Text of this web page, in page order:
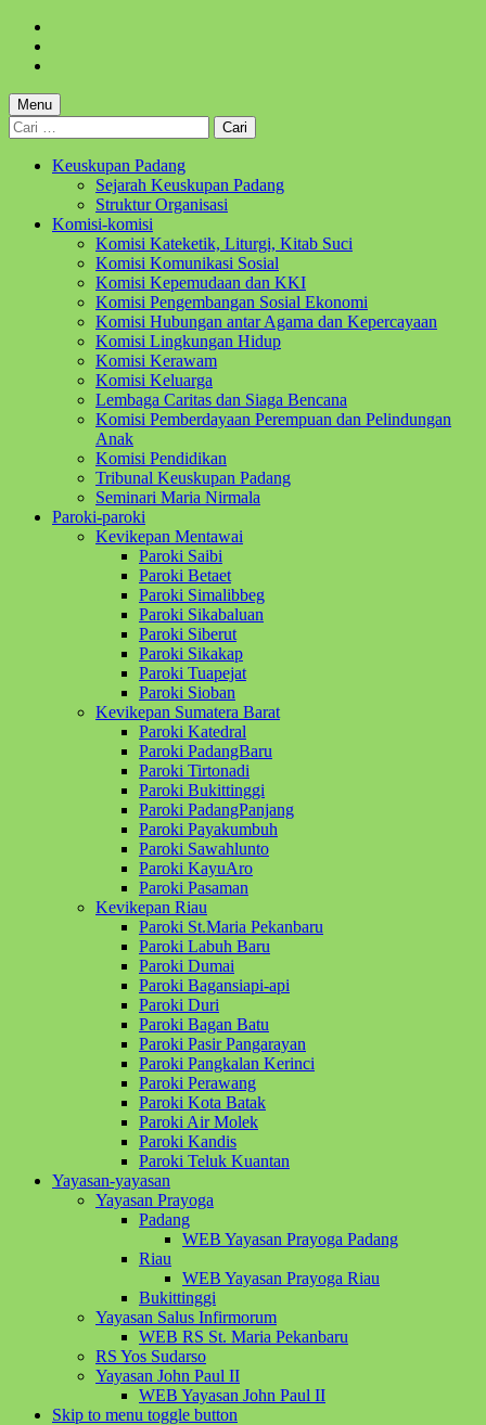
content
footer
Menu
Cari
untuk:
Keuskupan Padang
Sejarah Keuskupan Padang
Struktur Organisasi
Komisi-komisi
Komisi Kateketik, Liturgi, Kitab Suci
Komisi Komunikasi Sosial
Komisi Kepemudaan dan KKI
Komisi Pengembangan Sosial Ekonomi
Komisi Hubungan antar Agama dan Kepercayaan
Komisi Lingkungan Hidup
Komisi Kerawam
Komisi Keluarga
Lembaga Caritas dan Siaga Bencana
Komisi Pemberdayaan Perempuan dan Pelindungan
Anak
Komisi Pendidikan
Tribunal Keuskupan Padang
Seminari Maria Nirmala
Paroki-paroki
Kevikepan Mentawai
Paroki Saibi
Paroki Betaet
Paroki Simalibbeg
Paroki Sikabaluan
Paroki Siberut
Paroki Sikakap
Paroki Tuapejat
Paroki Sioban
Kevikepan Sumatera Barat
Paroki Katedral
Paroki PadangBaru
Paroki Tirtonadi
Paroki Bukittinggi
Paroki PadangPanjang
Paroki Payakumbuh
Paroki Sawahlunto
Paroki KayuAro
Paroki Pasaman
Kevikepan Riau
Paroki St.Maria Pekanbaru
Paroki Labuh Baru
Paroki Dumai
Paroki Bagansiapi-api
Paroki Duri
Paroki Bagan Batu
Paroki Pasir Pangarayan
Paroki Pangkalan Kerinci
Paroki Perawang
Paroki Kota Batak
Paroki Air Molek
Paroki Kandis
Paroki Teluk Kuantan
Yayasan-yayasan
Yayasan Prayoga
Padang
WEB Yayasan Prayoga Padang
Riau
WEB Yayasan Prayoga Riau
Bukittinggi
Yayasan Salus Infirmorum
WEB RS St. Maria Pekanbaru
RS Yos Sudarso
Yayasan John Paul II
WEB Yayasan John Paul II
Skip to menu toggle button